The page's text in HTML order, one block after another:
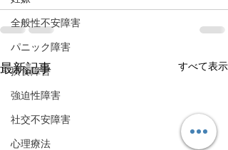
全般性不安障害
パニック障害
摂食障害
強迫性障害
社交不安障害
心理療法
最新記事 すべて表示